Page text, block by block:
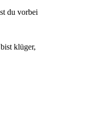
du vorbei
klüger,